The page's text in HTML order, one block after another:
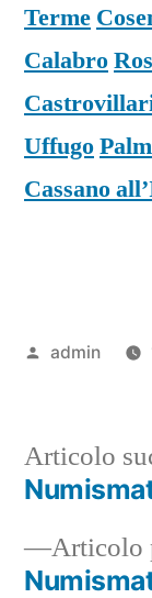
Terme
Calabro
Uffugo
Cassano
Pubblicato
admin
articoli
Articolo
Articolo